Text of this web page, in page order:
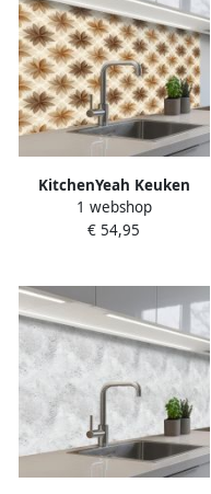
KitchenYeah Keuken
achterwand 100x60 cm
Spatscherm zelfklevend
fornuis
1 webshop
€ 54,95